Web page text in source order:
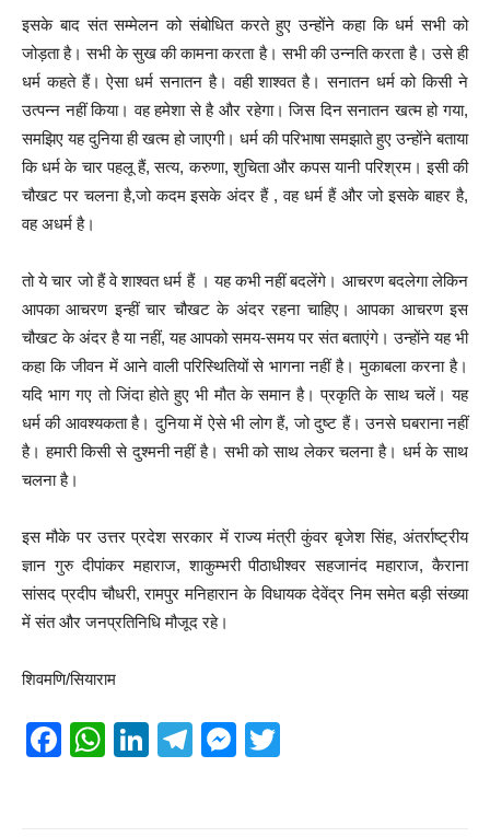
इसके बाद संत सम्मेलन को संबोधित करते हुए उन्होंने कहा कि धर्म सभी को
जोड़ता है। सभी के सुख की कामना करता है। सभी की उन्नति करता है। उसे ही
धर्म कहते हैं। ऐसा धर्म सनातन है। वही शाश्वत है। सनातन धर्म को किसी ने
उत्पन्न नहीं किया। वह हमेशा से है और रहेगा। जिस दिन सनातन खत्म हो गया,
समझिए यह दुनिया ही खत्म हो जाएगी। धर्म की परिभाषा समझाते हुए उन्होंने बताया
कि धर्म के चार पहलू हैं, सत्य, करुणा, शुचिता और कपस यानी परिश्रम। इसी की
चौखट पर चलना है,जो कदम इसके अंदर हैं , वह धर्म हैं और जो इसके बाहर है,
वह अधर्म है।
तो ये चार जो हैं वे शाश्वत धर्म हैं । यह कभी नहीं बदलेंगे। आचरण बदलेगा लेकिन
आपका आचरण इन्हीं चार चौखट के अंदर रहना चाहिए। आपका आचरण इस
चौखट के अंदर है या नहीं, यह आपको समय-समय पर संत बताएंगे। उन्होंने यह भी
कहा कि जीवन में आने वाली परिस्थितियों से भागना नहीं है। मुकाबला करना है।
यदि भाग गए तो जिंदा होते हुए भी मौत के समान है। प्रकृति के साथ चलें। यह
धर्म की आवश्यकता है। दुनिया में ऐसे भी लोग हैं, जो दुष्ट हैं। उनसे घबराना नहीं
है। हमारी किसी से दुश्मनी नहीं है। सभी को साथ लेकर चलना है। धर्म के साथ
चलना है।
इस मौके पर उत्तर प्रदेश सरकार में राज्य मंत्री कुंवर बृजेश सिंह, अंतर्राष्ट्रीय
ज्ञान गुरु दीपांकर महाराज, शाकुम्भरी पीठाधीश्वर सहजानंद महाराज, कैराना
सांसद प्रदीप चौधरी, रामपुर मनिहारान के विधायक देवेंद्र निम समेत बड़ी संख्या
में संत और जनप्रतिनिधि मौजूद रहे।
शिवमणि/सियाराम
F
W Li
T
M